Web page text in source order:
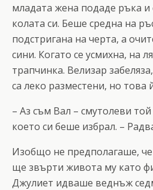
младата жена подаде ръка и
колата си. Беше средна на
подстригана на черта, а
сини. Когато се усмихна, на
трапчинка. Велизар
са леко разместени, но това
– Аз съм Вал – смутолеви
което си беше избрал. –
Изобщо не предполагаше,
ще звърти живота му като
Джулиет идваше веднъж